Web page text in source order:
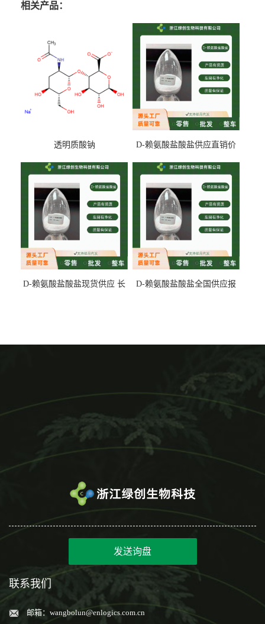
相关产品：
透明质酸钠
D-赖氨酸盐酸盐供应直销价
D-赖氨酸盐酸盐现货供应 长
D-赖氨酸盐酸盐全国供应报
发送询盘
联系我们
邮箱： wangbolun@enlogics.com.cn